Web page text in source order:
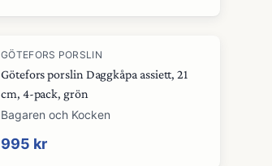
GÖTEFORS PORSLIN
Götefors porslin Daggkåpa assiett, 21
cm, 4-pack, grön
Bagaren och Kocken
995 kr